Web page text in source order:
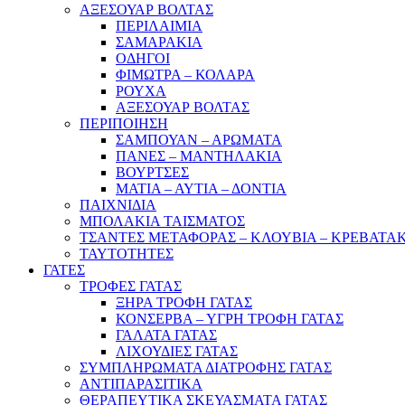
ΑΞΕΣΟΥΑΡ ΒΟΛΤΑΣ
ΠΕΡΙΛΑΙΜΙΑ
ΣΑΜΑΡΑΚΙΑ
ΟΔΗΓΟΙ
ΦΙΜΩΤΡΑ – ΚΟΛΑΡΑ
ΡΟΥΧΑ
ΑΞΕΣΟΥΑΡ ΒΟΛΤΑΣ
ΠΕΡΙΠΟΙΗΣΗ
ΣΑΜΠΟΥΑΝ – ΑΡΩΜΑΤΑ
ΠΑΝΕΣ – ΜΑΝΤΗΛΑΚΙΑ
ΒΟΥΡΤΣΕΣ
ΜΑΤΙΑ – ΑΥΤΙΑ – ΔΟΝΤΙΑ
ΠΑΙΧΝΙΔΙΑ
ΜΠΟΛΑΚΙΑ ΤΑΙΣΜΑΤΟΣ
ΤΣΑΝΤΕΣ ΜΕΤΑΦΟΡΑΣ – ΚΛΟΥΒΙΑ –
ΤΑΥΤΟΤΗΤΕΣ
ΓΑΤΕΣ
ΤΡΟΦΕΣ ΓΑΤΑΣ
ΞΗΡΑ ΤΡΟΦΗ ΓΑΤΑΣ
ΚΟΝΣΕΡΒΑ – ΥΓΡΗ ΤΡΟΦΗ ΓΑΤΑΣ
ΓΑΛΑΤΑ ΓΑΤΑΣ
ΛΙΧΟΥΔΙΕΣ ΓΑΤΑΣ
ΣΥΜΠΛΗΡΩΜΑΤΑ ΔΙΑΤΡΟΦΗΣ ΓΑΤΑΣ
ΑΝΤΙΠΑΡΑΣΙΤΙΚΑ
ΘΕΡΑΠΕΥΤΙΚΑ ΣΚΕΥΑΣΜΑΤΑ ΓΑΤΑΣ